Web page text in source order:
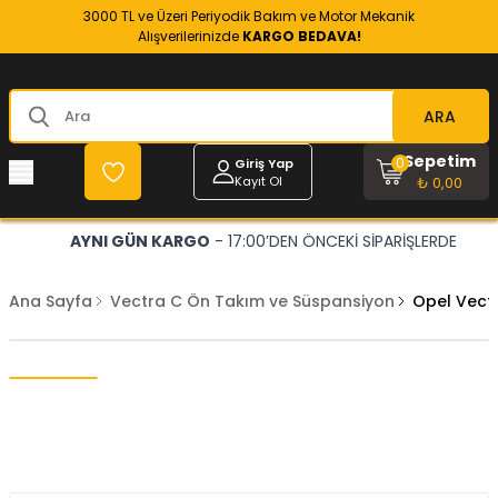
3000 TL ve Üzeri Periyodik Bakım ve Motor Mekanik
Alışverilerinizde KARGO BEDAVA!
ARA
Giriş Yap
Kayıt Ol
Sepetim
₺ 0,00
0
AYNI GÜN KARGO - 17:00’DEN ÖNCEKİ SİPARİŞLERDE
Ana Sayfa Vectra C Ön Takım ve Süspansiyon Opel